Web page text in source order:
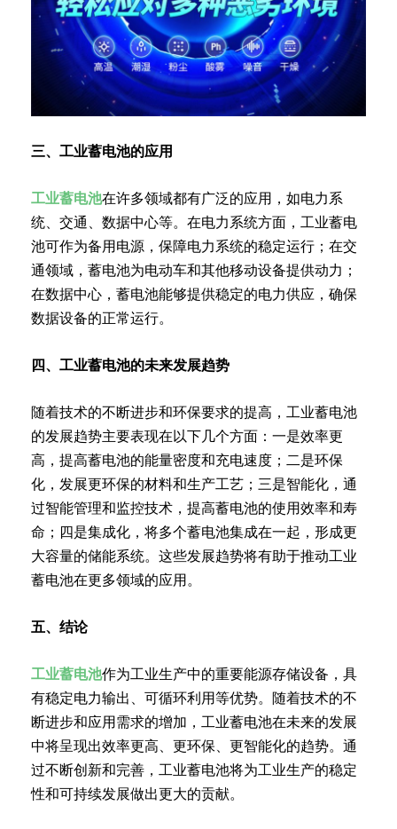
三、工业蓄电池的应用
工业蓄电池在许多领域都有广泛的应用，如电力系
统、交通、数据中心等。在电力系统方面，工业蓄电
池可作为备用电源，保障电力系统的稳定运行；在交
通领域，蓄电池为电动车和其他移动设备提供动力；
在数据中心，蓄电池能够提供稳定的电力供应，确保
数据设备的正常运行。
四、工业蓄电池的未来发展趋势
随着技术的不断进步和环保要求的提高，工业蓄电池
的发展趋势主要表现在以下几个方面：一是效率更
高，提高蓄电池的能量密度和充电速度；二是环保
化，发展更环保的材料和生产工艺；三是智能化，通
过智能管理和监控技术，提高蓄电池的使用效率和寿
命；四是集成化，将多个蓄电池集成在一起，形成更
大容量的储能系统。这些发展趋势将有助于推动工业
蓄电池在更多领域的应用。
五、结论
工业蓄电池作为工业生产中的重要能源存储设备，具
有稳定电力输出、可循环利用等优势。随着技术的不
断进步和应用需求的增加，工业蓄电池在未来的发展
中将呈现出效率更高、更环保、更智能化的趋势。通
过不断创新和完善，工业蓄电池将为工业生产的稳定
性和可持续发展做出更大的贡献。